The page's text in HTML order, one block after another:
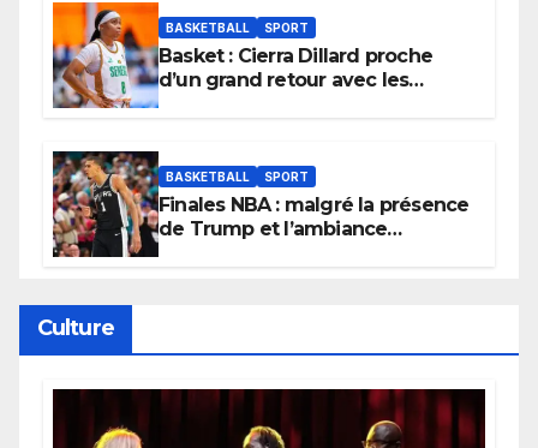
BASKETBALL SPORT
Basket : Cierra Dillard proche
d’un grand retour avec les
BASKETBALL SPORT
Finales NBA : malgré la présence
de Trump et l’ambiance
Culture